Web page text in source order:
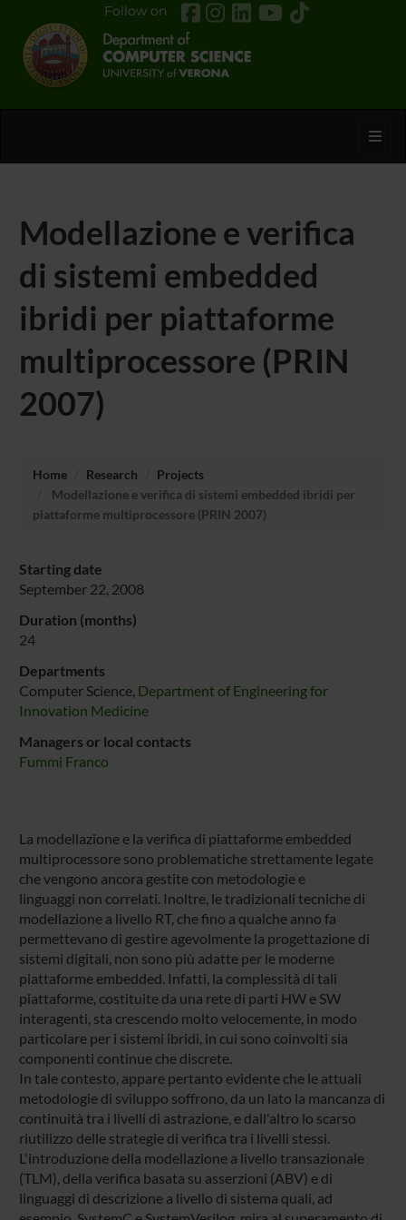
Follow on
Modellazione e verifica
di sistemi embedded
ibridi per piattaforme
multiprocessore (PRIN
2007)
Home Research
Projects
Modellazione e verifica di sistemi embedded ibridi per
piattaforme multiprocessore (PRIN 2007)
Starting date
September 22, 2008
Duration (months)
24
Departments
Computer Science, Department of Engineering for
Innovation Medicine
Managers or local contacts
Fummi Franco
La modellazione e la verifica di piattaforme embedded
multiprocessore sono problematiche strettamente legate
che vengono ancora gestite con metodologie e
linguaggi non correlati. Inoltre, le tradizionali tecniche di
modellazione a livello RT, che fino a qualche anno fa
permettevano di gestire agevolmente la progettazione di
sistemi digitali, non sono più adatte per le moderne
piattaforme embedded. Infatti, la complessità di tali
piattaforme, costituite da una rete di parti HW e SW
interagenti, sta crescendo molto velocemente, in modo
particolare per i sistemi ibridi, in cui sono coinvolti sia
componenti continue che discrete.
In tale contesto, appare pertanto evidente che le attuali
metodologie di sviluppo soffrono, da un lato la mancanza di
continuità tra i livelli di astrazione, e dall'altro lo scarso
riutilizzo delle strategie di verifica tra i livelli stessi.
L'introduzione della modellazione a livello transazionale
(TLM), della verifica basata su asserzioni (ABV) e di
linguaggi di descrizione a livello di sistema quali, ad